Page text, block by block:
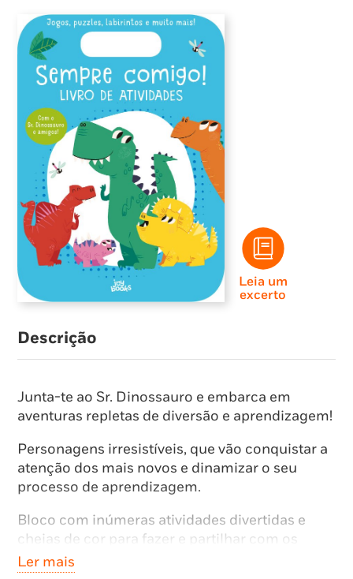
Leia um
excerto
Descrição
Junta-te ao Sr. Dinossauro e embarca em
aventuras repletas de diversão e aprendizagem!
Personagens irresistíveis, que vão conquistar a
atenção dos mais novos e dinamizar o seu
processo de aprendizagem.
Bloco com inúmeras atividades divertidas e
cheias de cor para fazer e partilhar com os
amigos e família!
Ler mais